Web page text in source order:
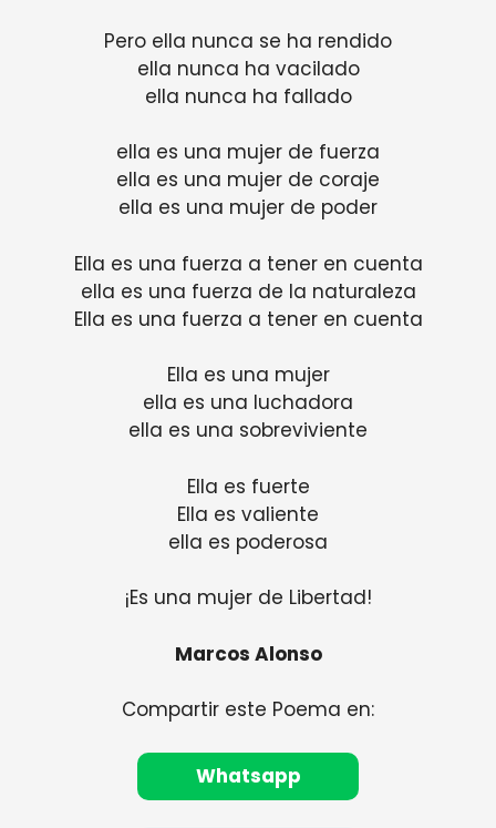
Pero ella nunca se ha rendido
ella nunca ha vacilado
ella nunca ha fallado
ella es una mujer de fuerza
ella es una mujer de coraje
ella es una mujer de poder
Ella es una fuerza a tener en cuenta
ella es una fuerza de la naturaleza
Ella es una fuerza a tener en cuenta
Ella es una mujer
ella es una luchadora
ella es una sobreviviente
Ella es fuerte
Ella es valiente
ella es poderosa
¡Es una mujer de Libertad!
Marcos Alonso
Compartir este Poema en:
Whatsapp